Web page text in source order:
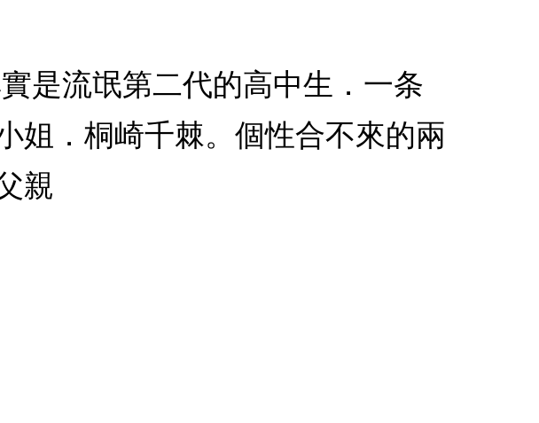
是流氓第二代的高中生．一条
姐．桐崎千棘。個性合不來的兩
親